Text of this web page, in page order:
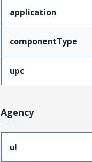
application
componentType
upc
Agency
ul